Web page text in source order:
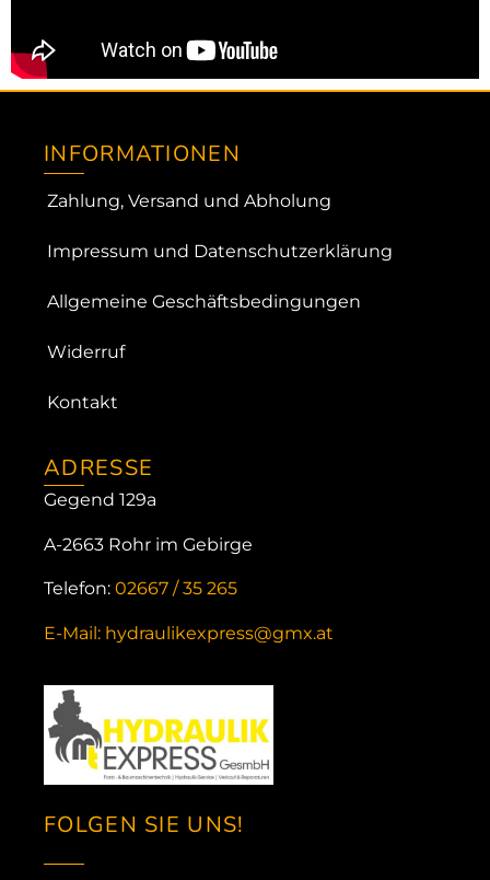
FOLGEN SIE UNS!
INFORMATIONEN
Zahlung, Versand und Abholung
Impressum und Datenschutzerklärung
Allgemeine Geschäftsbedingungen
Widerruf
Kontakt
ADRESSE
Gegend 129a
A-2663 Rohr im Gebirge
Telefon: 02667 / 35 265
E-Mail: hydraulikexpress@gmx.at